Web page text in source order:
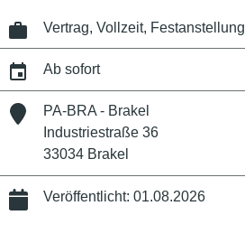
Vertrag, Vollzeit, Festanstellung
Ab sofort
PA-BRA - Brakel
Industriestraße 36
33034 Brakel
Veröffentlicht: 01.08.2026